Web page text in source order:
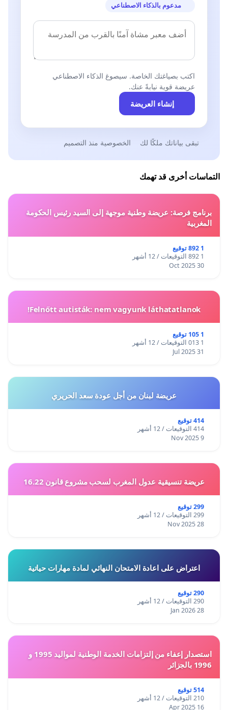
مدعوم بالذكاء الاصطناعي
اكتب بصياغتك الخاصة. سيصوغ الذكاء الاصطناعي
عريضة قوية نيابةً عنك.
إنشاء العريضة
تبقى بياناتك ملكًا لك الخصوصية منذ التصميم
التماسات أخرى قد تهمك
برنامج فرصة: عريضة وطنية موجهة إلى السيد رئيس الحكومة
المغربية
1 892 توقيع
1 892 التوقيعات / 12 أشهر
30 Oct 2025
Felnőtt autisták: nem vagyunk láthatatlanok!
1 105 توقيع
1 013 التوقيعات / 12 أشهر
31 Jul 2025
عريضة لبنان من أجل عودة سعد الحريري
414 توقيع
414 التوقيعات / 12 أشهر
9 Nov 2025
عريضة تنسيقية عدول المغرب لسحب مشروع قانون 16.22
299 توقيع
299 التوقيعات / 12 أشهر
28 Nov 2025
اعتراض على اعادة الامتحان النهائي لمادة مهارات حياتية
290 توقيع
290 التوقيعات / 12 أشهر
28 Jan 2026
استصدار إعفاء من إلتزامات الخدمة الوطنية لمواليد 1995 و
1996 بالجزائر
514 توقيع
210 التوقيعات / 12 أشهر
16 Apr 2025